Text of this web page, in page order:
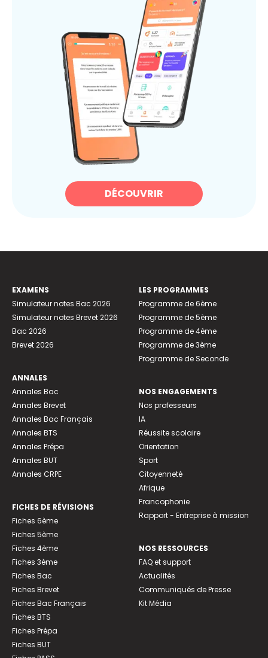
DÉCOUVRIR
EXAMENS
Simulateur notes Bac 2026
Simulateur notes Brevet 2026
Bac 2026
Brevet 2026
ANNALES
Annales Bac
Annales Brevet
Annales Bac Français
Annales BTS
Annales Prépa
Annales BUT
Annales CRPE
FICHES DE RÉVISIONS
Fiches 6ème
Fiches 5ème
Fiches 4ème
Fiches 3ème
Fiches Bac
Fiches Brevet
Fiches Bac Français
Fiches BTS
Fiches Prépa
Fiches BUT
LES PROGRAMMES
Programme de 6ème
Programme de 5ème
Programme de 4ème
Programme de 3ème
Programme de Seconde
NOS ENGAGEMENTS
Nos professeurs
IA
Réussite scolaire
Orientation
Sport
Citoyenneté
Afrique
Francophonie
Rapport - Entreprise à mission
NOS RESSOURCES
FAQ et support
Actualités
Communiqués de Presse
Kit Média